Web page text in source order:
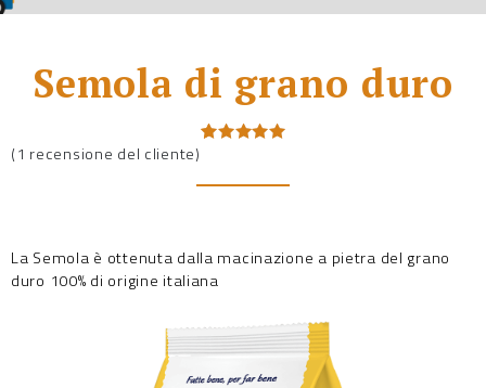
Semola di grano duro
su base
(1 recensione del cliente)
La Semola è ottenuta dalla macinazione a pietra del grano
duro 100% di origine italiana